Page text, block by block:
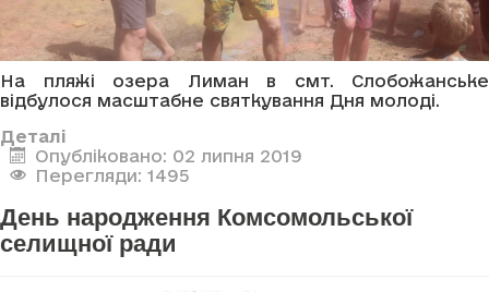
На пляжі озера Лиман в смт. Слобожанське
відбулося масштабне святкування Дня молоді.
Деталі
Опубліковано: 02 липня 2019
Перегляди: 1495
День народження Комсомольської
селищної ради